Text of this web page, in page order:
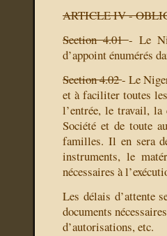
ARTICLE IV -
Section 4.01- Le
d’appoint énumérés
Section 4.02- Le
et à faciliter toutes
l’entrée, le travail,
Société et de toute
familles. Il en sera
instruments, le
nécessaires à
Les délais d’attente
documents
d’autorisations, etc.